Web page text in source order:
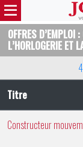
OFFRES D’EMPLOI
L’HORLOGERIE ET
Titre
Constructeur